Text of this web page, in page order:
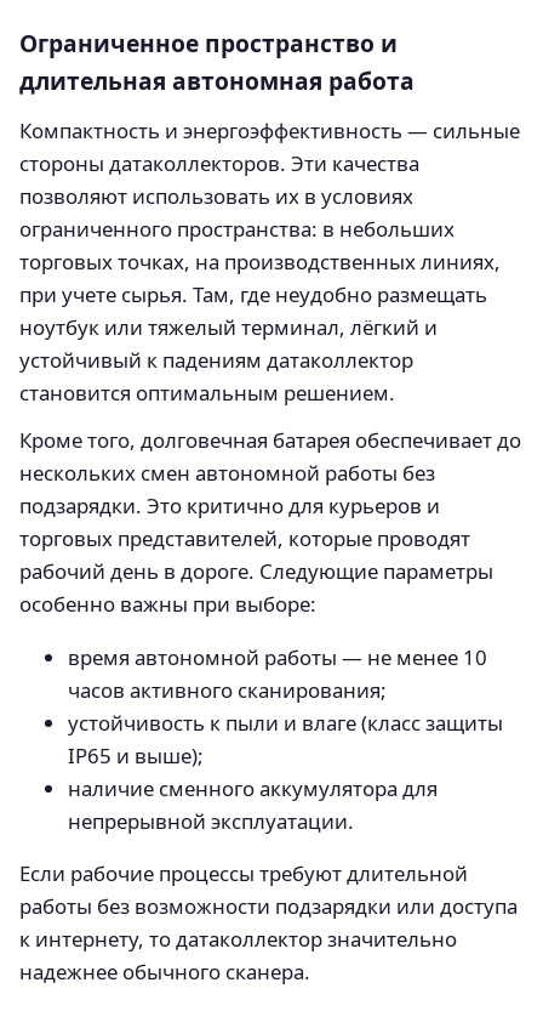
Ограниченное пространство и
длительная автономная работа
Компактность и энергоэффективность — сильные
стороны датаколлекторов. Эти качества
позволяют использовать их в условиях
ограниченного пространства: в небольших
торговых точках, на производственных линиях,
при учете сырья. Там, где неудобно размещать
ноутбук или тяжелый терминал, лёгкий и
устойчивый к падениям датаколлектор
становится оптимальным решением.
Кроме того, долговечная батарея обеспечивает до
нескольких смен автономной работы без
подзарядки. Это критично для курьеров и
торговых представителей, которые проводят
рабочий день в дороге. Следующие параметры
особенно важны при выборе:
время автономной работы — не менее 10
часов активного сканирования;
устойчивость к пыли и влаге (класс защиты
IP65 и выше);
наличие сменного аккумулятора для
непрерывной эксплуатации.
Если рабочие процессы требуют длительной
работы без возможности подзарядки или доступа
к интернету, то датаколлектор значительно
надежнее обычного сканера.